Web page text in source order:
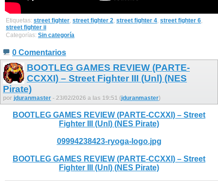
Etiquetas: street fighter, street fighter 2, street fighter 4, street fighter 6,
street fighter ii
Categorías: Sin categoría
0 Comentarios
BOOTLEG GAMES REVIEW (PARTE-
CCXXI) – Street Fighter III (Unl) (NES
Pirate)
por jduranmaster - 23/02/2026 a las 19:51 (jduranmaster)
BOOTLEG GAMES REVIEW (PARTE-CCXXI) – Street
Fighter III (Unl) (NES Pirate)
09994238423-ryoga-logo.jpg
BOOTLEG GAMES REVIEW (PARTE-CCXXI) – Street
Fighter III (Unl) (NES Pirate)